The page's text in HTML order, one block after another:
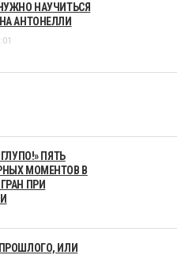
НАУЧИТЬСЯ
АНТОНЕЛЛИ
ПЯТЬ
МОМЕНТОВ В
ПРИ
ИЛИ